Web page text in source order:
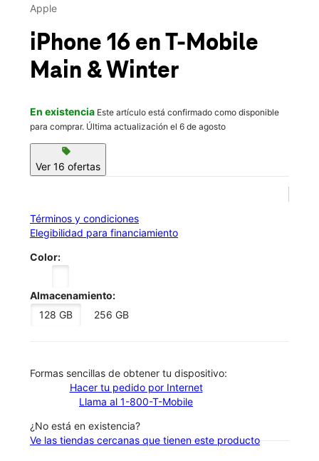
Mié.:
location_on
880 Main St Sanford, ME 04073
Apple
iPhone 16 en T-Mobile
Main & Winter
En existencia Este artículo está confirmado como disponible
para comprar. Última actualización el 6 de agosto
sell
Ver 16 ofertas
Términos y condiciones
Elegibilidad para financiamiento
Color:
Almacenamiento:
128 GB
256 GB
​​​​​​​Formas sencillas de obtener tu dispositivo:
Hacer tu pedido por Internet
Llama al 1-800-T-Mobile
¿No está en existencia?
Ve las tiendas cercanas que tienen este producto